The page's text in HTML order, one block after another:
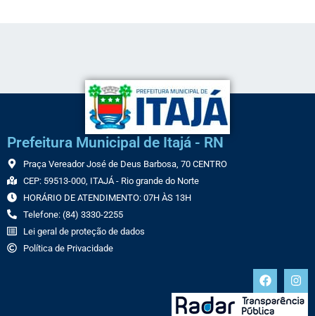
Prefeitura Municipal de Itajá - RN
Praça Vereador José de Deus Barbosa, 70 CENTRO
CEP: 59513-000, ITAJÁ - Rio grande do Norte
HORÁRIO DE ATENDIMENTO: 07H ÀS 13H
Telefone: (84) 3330-2255
Lei geral de proteção de dados
Política de Privacidade